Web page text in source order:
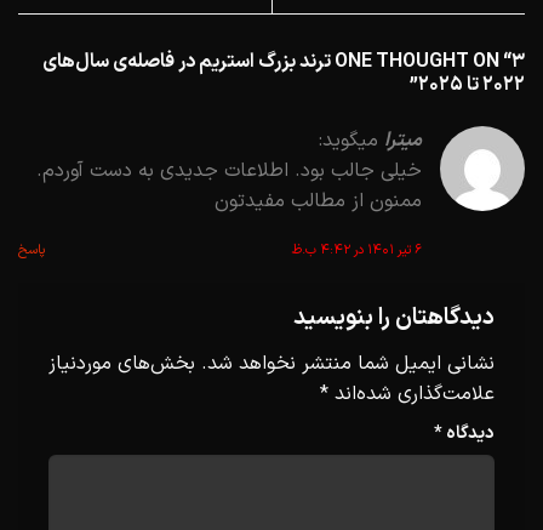
ONE THOUGHT ON “۳ ترند بزرگ استریم در فاصله‌ی سال‌های
۲۰۲۲ تا ۲۰۲۵
”
میترا میگوید:
خیلی جالب بود. اطلاعات جدیدی به دست آوردم.
ممنون از مطالب مفیدتون
۶ تیر ۱۴۰۱ در ۴:۴۲ ب.ظ پاسخ
دیدگاهتان را بنویسید
نشانی ایمیل شما منتشر نخواهد شد. بخش‌های موردنیاز
علامت‌گذاری شده‌اند *
دیدگاه*